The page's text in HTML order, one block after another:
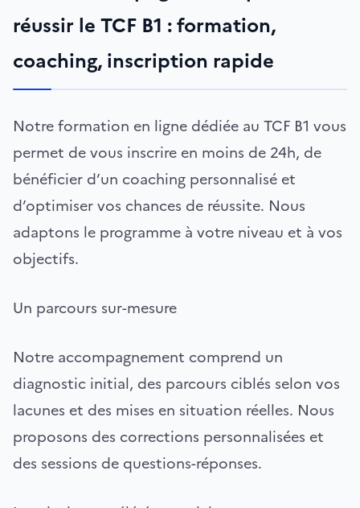
réussir le TCF B1 : formation,
coaching, inscription rapide
Notre formation en ligne dédiée au TCF B1 vous
permet de vous inscrire en moins de 24h, de
bénéficier d’un coaching personnalisé et
d’optimiser vos chances de réussite. Nous
adaptons le programme à votre niveau et à vos
objectifs.
Un parcours sur-mesure
Notre accompagnement comprend un
diagnostic initial, des parcours ciblés selon vos
lacunes et des mises en situation réelles. Nous
proposons des corrections personnalisées et
des sessions de questions-réponses.